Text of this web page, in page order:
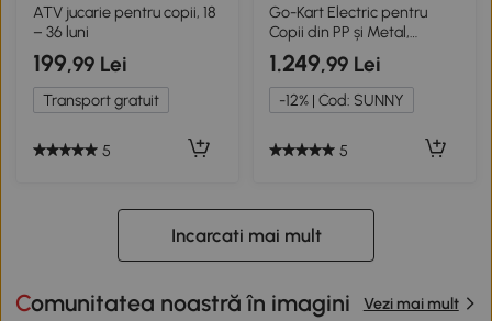
ATV jucarie pentru copii, 18
– 36 luni
199,99 Lei
Transport gratuit
5
Go-Kart Electric pentru
Copii din PP și Metal,
Albastru și Negru
1.249,99 Lei
-12% | Cod: SUNNY
5
Incarcati mai mult
Comunitatea noastră în imagini Vezi mai mult